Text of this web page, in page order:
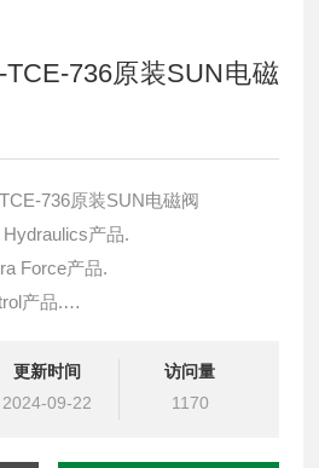
736原装SUN电磁
736原装SUN电磁阀
产品.
Force产品.
产品.
块设计,阀块设计与选型
派克、中国台湾北部等液压元件
更新时间
2024-09-22
访问量
1170